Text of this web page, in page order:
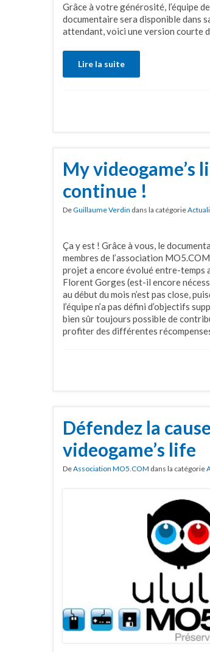
Grâce à votre générosité, l’équipe
documentaire sera disponible dans
attendant, voici une version courte
Lire la suite
My videogame’s
continue !
DeGuillaume Verdin dans la catégorie
Ça y est ! Grâce à vous, le
membres de l’association
projet a encore évolué entre-temps
Florent Gorges (est-il encore
au début du mois n’est pas close,
l’équipe n’a pas défini d’objectifs
bien sûr toujours possible de
profiter des différentes
Défendez la
videogame’s life
DeAssociation MO5.COM dans la catégorie